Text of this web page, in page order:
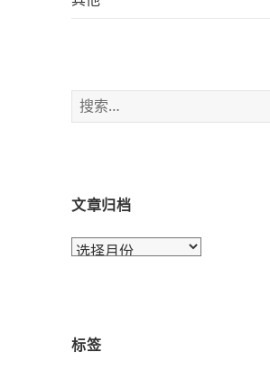
搜
索
文章归档
文
标签